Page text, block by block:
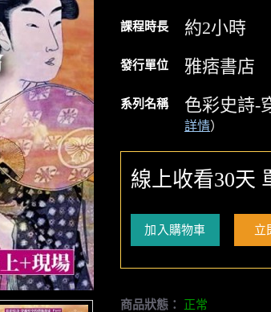
課程時長 約2小時
發行單位 雅痞書店
系列名稱 色彩史詩-
詳情）
線上收看30天
加入購物車 立
商品狀態： 正常